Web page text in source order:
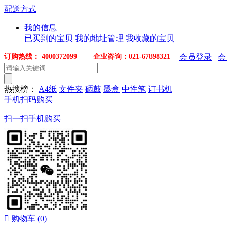
配送方式
我的信息
已买到的宝贝 我的地址管理 我收藏的宝贝
订购热线： 4000372099 企业咨询：021-67898321 会员登录
热搜榜： A4纸 文件夹 硒鼓 墨盒 中性笔 订书机
手机扫码购买
扫一扫手机购买
 购物车 (0)